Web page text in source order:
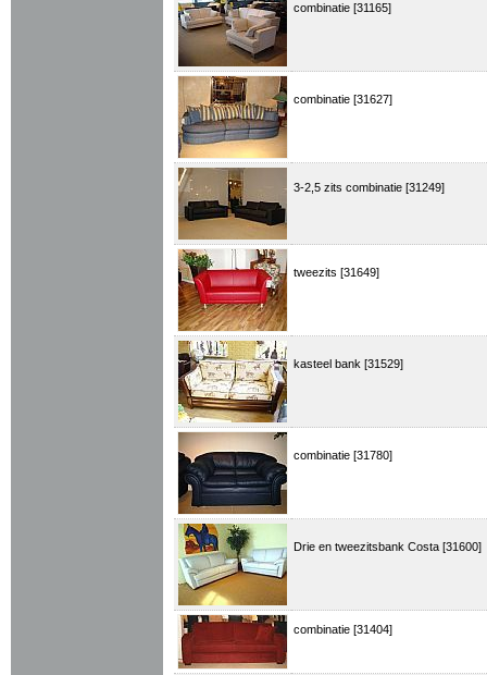
combinatie [31165]
combinatie [31627]
3-2,5 zits combinatie [31249]
tweezits [31649]
kasteel bank [31529]
combinatie [31780]
Drie en tweezitsbank Costa [31600]
combinatie [31404]